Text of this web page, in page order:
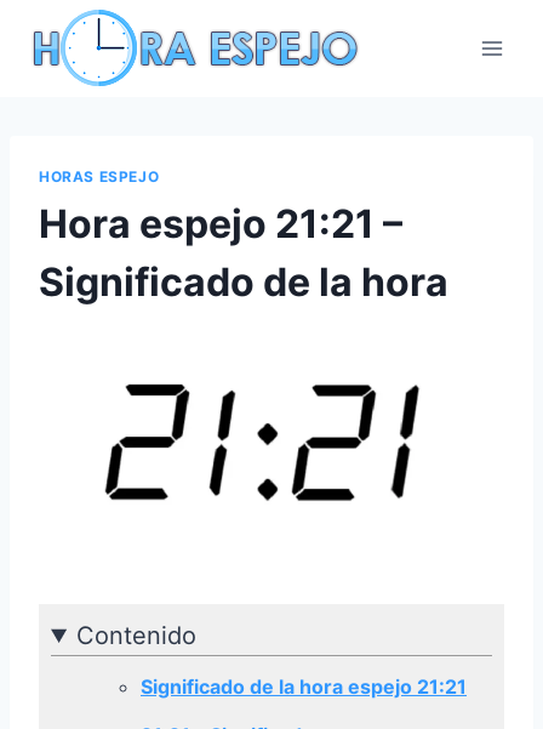
contenido
HORAS ESPEJO
Hora espejo 21:21 –
Significado de la hora
Contenido
Significado de la hora espejo 21:21